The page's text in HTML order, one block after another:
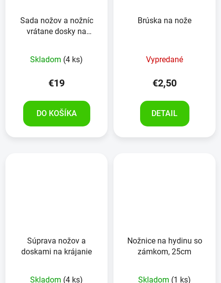
Sada nožov a nožníc
vrátane dosky na
Skladom (4 ks)
€19
DO KOŠÍKA
Brúska na nože
Vypredané
€2,50
DETAIL
Súprava nožov a
doskami na krájanie
Skladom (4 ks)
Nožnice na hydinu so
zámkom, 25cm
Skladom (1 ks)